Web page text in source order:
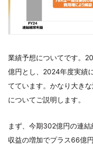
業績予想についてです。
億円とし、2024年度実績
てています。かなり大き
についてご説明します。
まず、今期302億円の連
収益の増加でプラス66億